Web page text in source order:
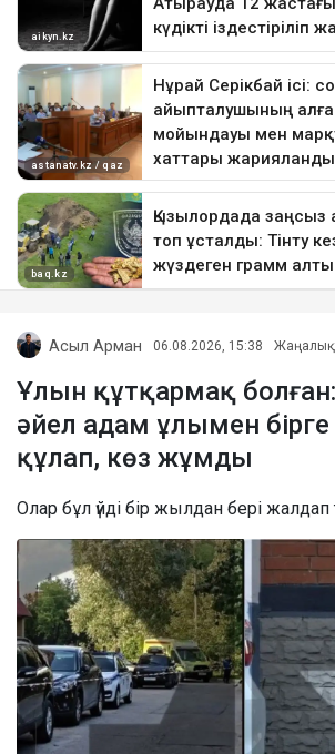
Асыл Арман 06.08.2026, 15:38
Ұлын құтқармақ
әйел адам ұлымен бірге
құлап, көз жұмды
Олар бұл үйді бір жылдан бері